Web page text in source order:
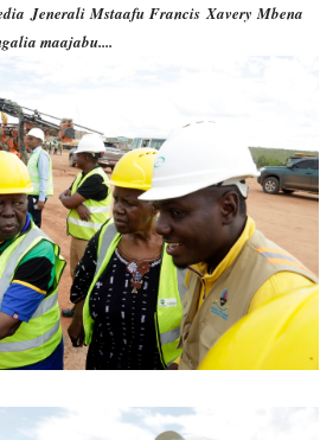
Jenerali Mstaafu Francis Xavery Mbena
maajabu....